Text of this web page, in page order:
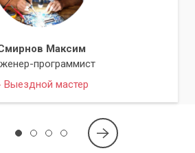
Максим
программист
Выездной мастер